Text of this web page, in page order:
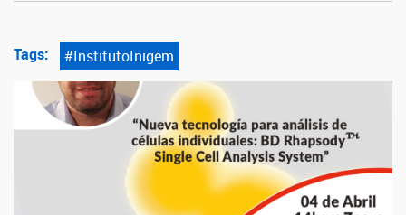
Tags: #InstitutoInigem